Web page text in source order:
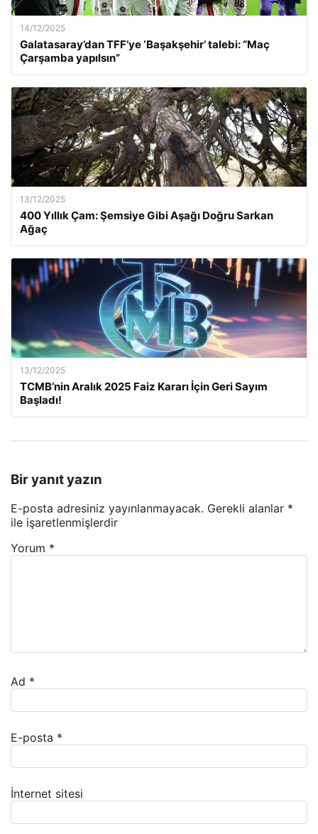
14/12/2025
Galatasaray’dan TFF’ye ‘Başakşehir’ talebi: “Maç
Çarşamba yapılsın”
13/12/2025
400 Yıllık Çam: Şemsiye Gibi Aşağı Doğru Sarkan
Ağaç
13/12/2025
TCMB’nin Aralık 2025 Faiz Kararı İçin Geri Sayım
Başladı!
Bir yanıt yazın
E-posta adresiniz yayınlanmayacak. Gerekli alanlar *
ile işaretlenmişlerdir
Yorum *
Ad *
E-posta *
İnternet sitesi